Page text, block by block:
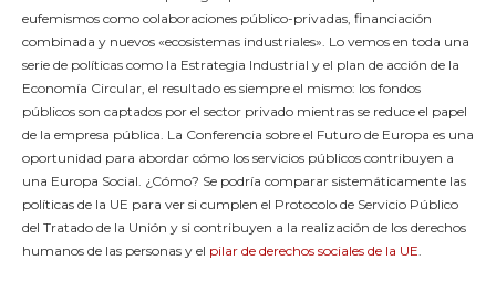
eufemismos como colaboraciones público-privadas, financiación
combinada y nuevos «ecosistemas industriales». Lo vemos en toda una
serie de políticas como la Estrategia Industrial y el plan de acción de la
Economía Circular, el resultado es siempre el mismo: los fondos
públicos son captados por el sector privado mientras se reduce el papel
de la empresa pública. La Conferencia sobre el Futuro de Europa es una
oportunidad para abordar cómo los servicios públicos contribuyen a
una Europa Social. ¿Cómo? Se podría comparar sistemáticamente las
políticas de la UE para ver si cumplen el Protocolo de Servicio Público
del Tratado de la Unión y si contribuyen a la realización de los derechos
humanos de las personas y el pilar de derechos sociales de la UE.